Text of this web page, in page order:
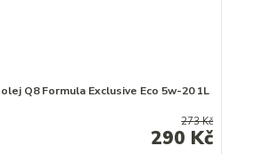
Q8 Formula Exclusive Eco 5w-20 1L
273 Kč
290 Kč